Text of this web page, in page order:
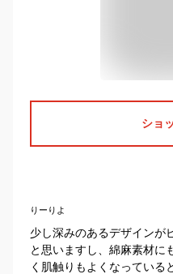
ショ
りーりよ
少し深みのあるデザインが
と思いますし、綿麻素材に
く肌触りもよくなっている